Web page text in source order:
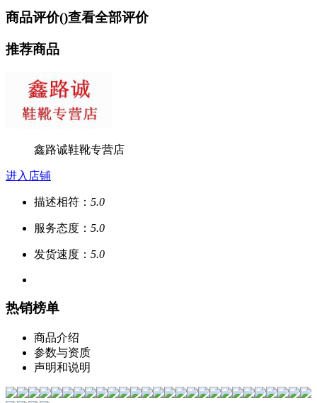
商品评价()查看全部评价
推荐商品
鑫路诚鞋靴专营店
进入店铺
描述相符： 5.0
服务态度： 5.0
发货速度： 5.0
热销榜单
商品介绍
参数与资质
声明和说明